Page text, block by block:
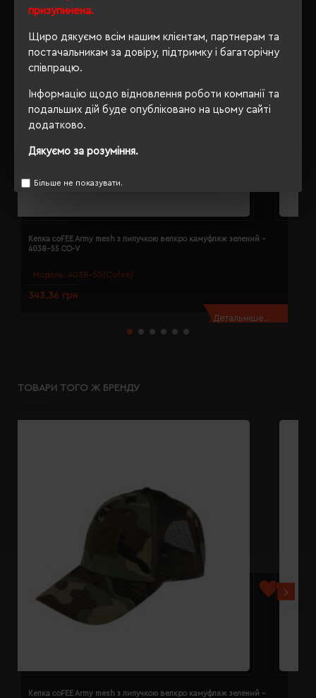
призупинена.
Щиро дякуємо всім нашим клієнтам, партнерам та
постачальникам за довіру, підтримку і багаторічну
співпрацю.
Інформацію щодо відновлення роботи компанії та
подальших дій буде опубліковано на цьому сайті
додатково.
Дякуємо за розуміння.
Більше не показувати.
Модель: 4038-55(Cofee)
Кепка coFEE Army mesh з липучкою велкро камуфляж зелений -
4038-55 CO-V
343.36 грн
Детальніше...
ТОВАРИ ТОГО Ж БРЕНДУ
Кепка coFEE Army mesh з липучкою велкро камуфляж зелений -